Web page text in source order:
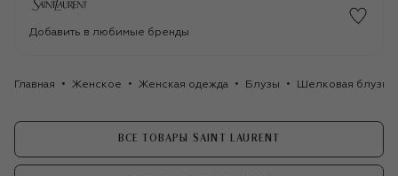
Добавить в любимые бренды
Главная Женское Женская одежда Блузы Шелковая блузка
ВСЕ ТОВАРЫ SAINT LAURENT